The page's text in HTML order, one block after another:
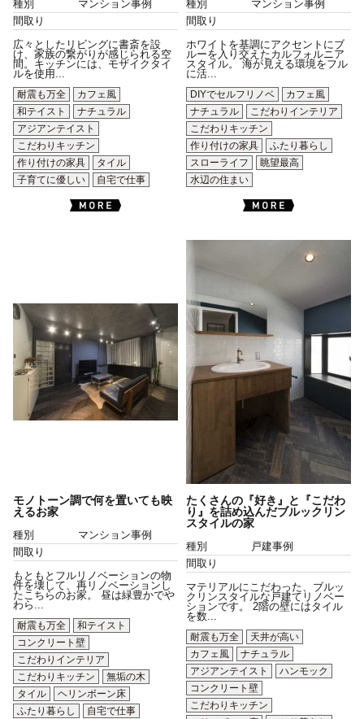
種別
マンション事例
間取り
広々としたリビングに書斎を設
け、家族の繋がりが感じられる空
間。キッチンには、モザイクタイ
ルを使用...
耐震も万全
カフェ風
和テイスト
ナチュラル
アジアンテイスト
こだわりキッチン
作り付けの家具
タイル
子育てに優しい
自宅で仕事
種別
マンション事例
間取り
ホワイトを基調にアクセントにブ
ルーを入り交えたカルフォルニア
スタイル。 海が見える環境をフル
に活...
DIYでセルフリノベ
カフェ風
ナチュラル
こだわりインテリア
こだわりキッチン
作り付けの家具
ふたり暮らし
スローライフ
眺望最高
水辺の住まい
モノトーン調で何を置いても映
えるお家
種別
マンション事例
間取り
もともとフルリノベーションの物
件を壊して、再リノベーションし
たこちらのお家。 昼は緑豊かでや
わら...
耐震も万全
和テイスト
コンクリート壁
こだわりインテリア
こだわりキッチン
無垢の木
タイル
ヘリンボーン床
ふたり暮らし
自宅で仕事
たくさんの『好き』と『こだわ
り』を詰め込んだブルックリン
スタイルの家
種別
戸建事例
間取り
マテリアルにこだわった、ブルッ
クリンスタイルな戸建てリノベー
ションです。 2階の壁にはタイル
を数...
耐震も万全
天井が高い
カフェ風
ナチュラル
アジアンテイスト
ハンモック
コンクリート壁
こだわりキッチン